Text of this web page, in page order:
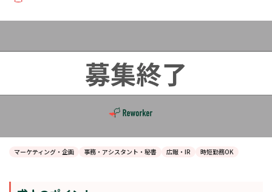
マーケティング・企画 事務・アシスタント・秘書 広報・IR 時短勤務OK